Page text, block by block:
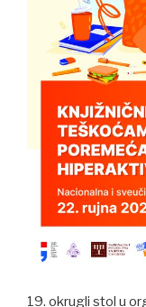
19. okrugli stol u